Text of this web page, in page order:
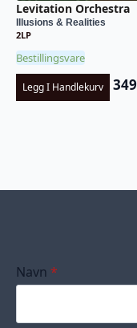
Levitation Orchestra
Illusions & Realities
2LP
Bestillingsvare
Legg I Handlekurv 349
Navn *